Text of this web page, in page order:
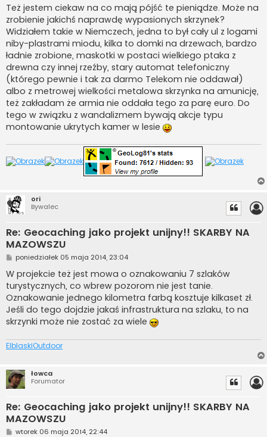
s
t
Też jestem ciekaw na co mają pójść te pieniądze. Może na
zrobienie jakichś naprawdę wypasionych skrzynek?
Widziałem takie w Niemczech, jedna to był cały ul z logami
niby-plastrami miodu, kilka to domki na drzewach, bardzo
ładnie zrobione, maskotki w postaci wielkiego ptaka z
drewna czy innej rzeźby, stary automat telefoniczny
(którego pewnie i tak za darmo Telekom nie oddawał)
albo z metrowej wielkości metalowa skrzynka na amunicję,
też zakładam że armia nie oddała tego za parę euro. Do
tego w związku z wandalizmem bywają akcje typu
montowanie ukrytych kamer w lesie
ori
Bywalec
Re: Geocaching jako projekt unijny!! SKARBY NA
MAZOWSZU
P
o
s
poniedziałek 05 maja 2014, 23:04
W projekcie też jest mowa o oznakowaniu 7 szlaków
turystycznych, co wbrew pozorom nie jest tanie.
Oznakowanie jednego kilometra farbą kosztuje kilkaset zł.
Jeśli do tego dojdzie jakaś infrastruktura na szlaku, to na
skrzynki może nie zostać za wiele
ElblaskiOutdoor
łowca
Forumator
Re: Geocaching jako projekt unijny!! SKARBY NA
MAZOWSZU
Pwtorek 06 maja 2014, 22:44